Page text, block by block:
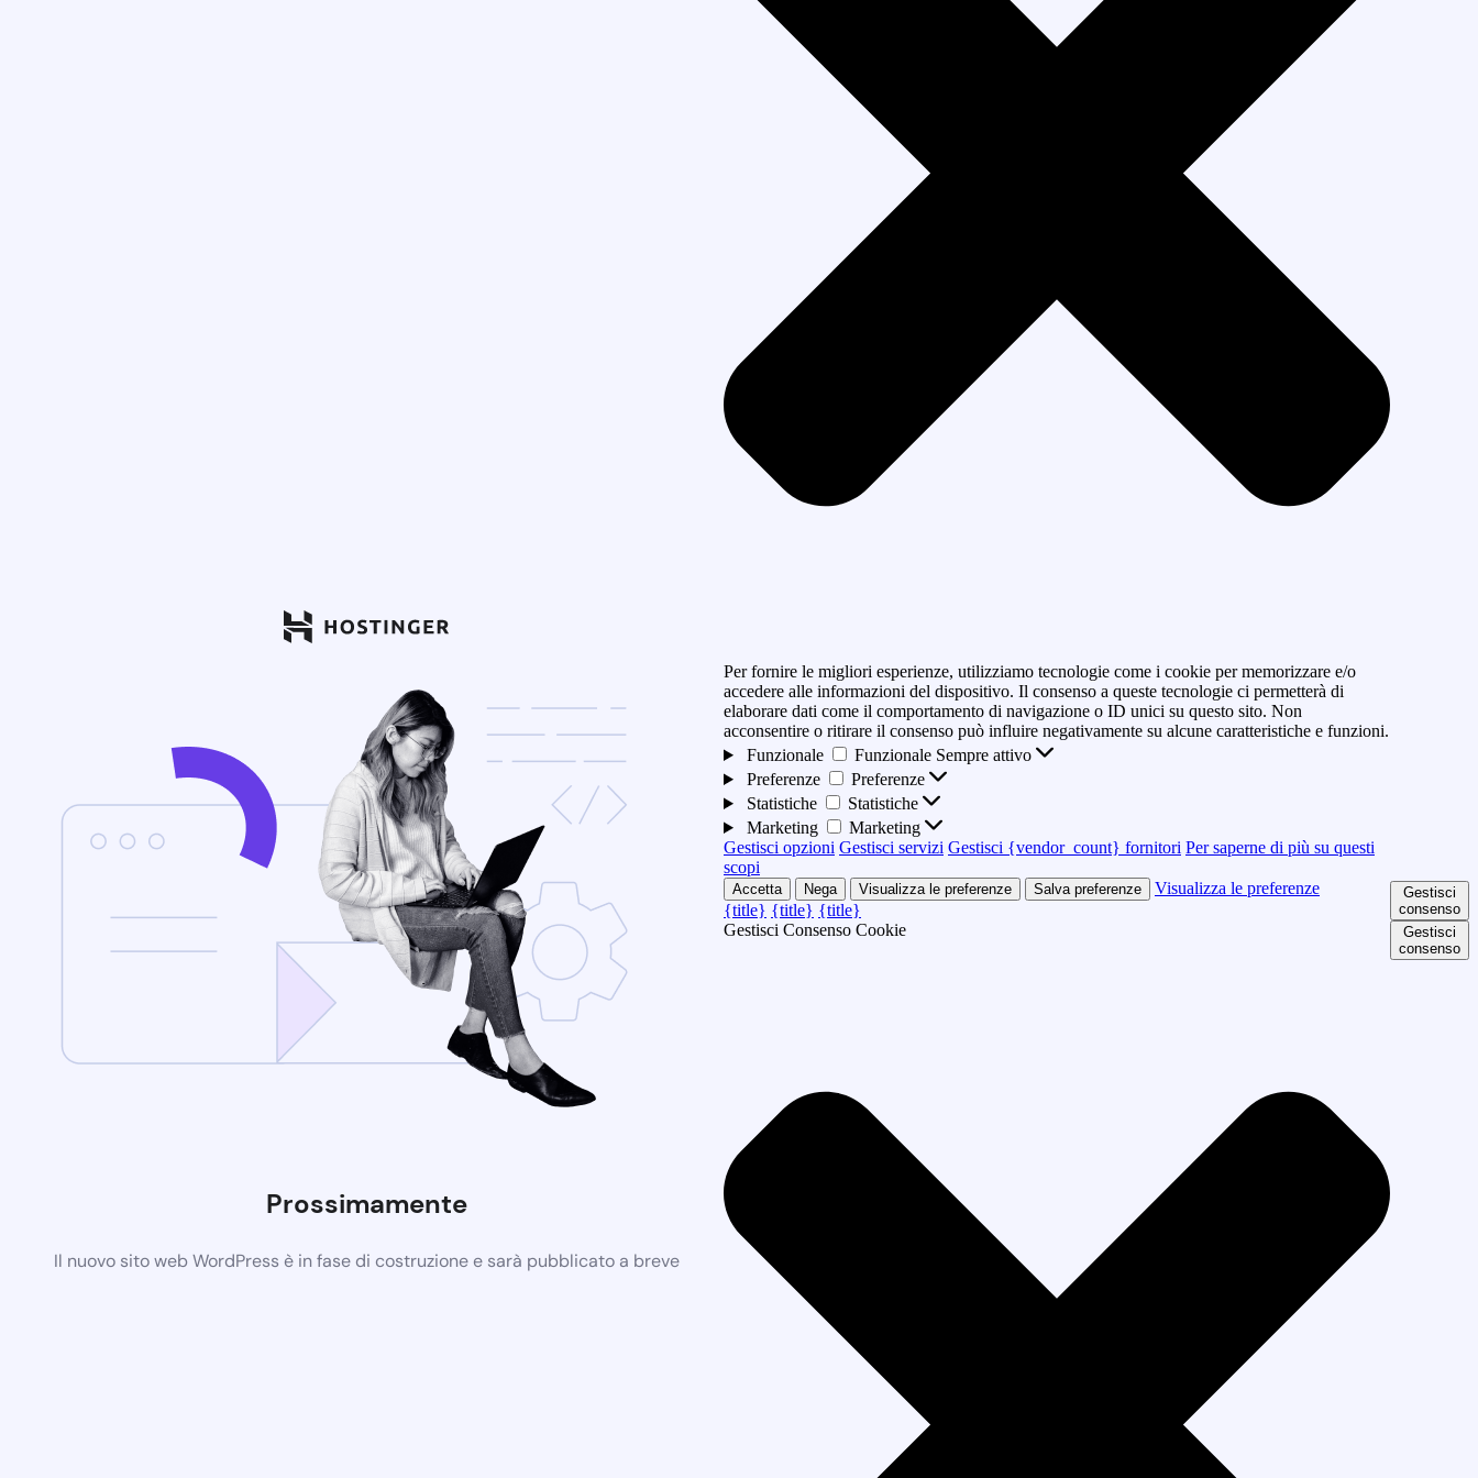
Prossimamente
Il nuovo sito web WordPress è in fase di costruzione e sarà pubblicato a breve
Per fornire le migliori esperienze, utilizziamo tecnologie come i cookie per memorizzare e/o
accedere alle informazioni del dispositivo. Il consenso a queste tecnologie ci permetterà di
elaborare dati come il comportamento di navigazione o ID unici su questo sito. Non
acconsentire o ritirare il consenso può influire negativamente su alcune caratteristiche e funzioni.
Funzionale
Funzionale Sempre attivo
Preferenze
Preferenze
Statistiche
Statistiche
Marketing
Marketing
Gestisci opzioni Gestisci servizi Gestisci {vendor_count} fornitori Per saperne di più su questi
scopi
Accetta Nega Visualizza le preferenze Salva preferenze
Visualizza le preferenze
{title} {title} {title}
Gestisci Consenso Cookie
Gestisci
consenso
Gestisci
consenso